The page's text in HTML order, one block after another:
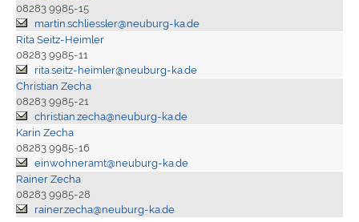
08283 9985-15
martin.schliessler@neuburg-ka.de
Rita Seitz-Heimler
08283 9985-11
rita.seitz-heimler@neuburg-ka.de
Christian Zecha
08283 9985-21
christian.zecha@neuburg-ka.de
Karin Zecha
08283 9985-16
einwohneramt@neuburg-ka.de
Rainer Zecha
08283 9985-28
rainer.zecha@neuburg-ka.de